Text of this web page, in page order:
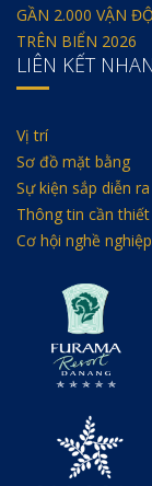
GẦN 2.000 VẬN
TRÊN BIỂN 2026
LIÊN KẾT
Vị trí
Sơ đồ mặt bằng
Sự kiện sắp diễn ra
Thông tin cần thiết
Cơ hội nghề nghiệp